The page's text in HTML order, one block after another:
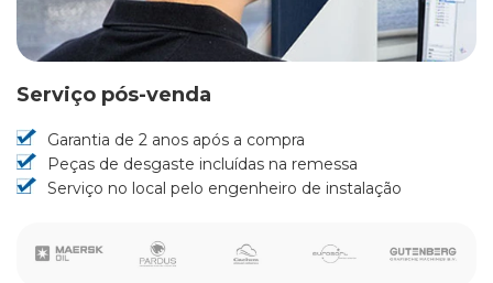
Serviço pós-venda
Garantia de 2 anos após a compra
Peças de desgaste incluídas na remessa
Serviço no local pelo engenheiro de instalação